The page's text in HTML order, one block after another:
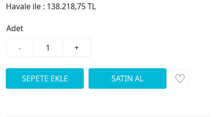
Havale ile : 138.218,75 TL
Adet
-
+